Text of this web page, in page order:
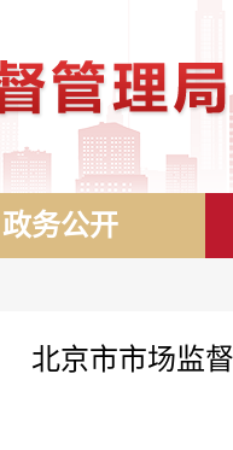
政务公开
北京市市场监